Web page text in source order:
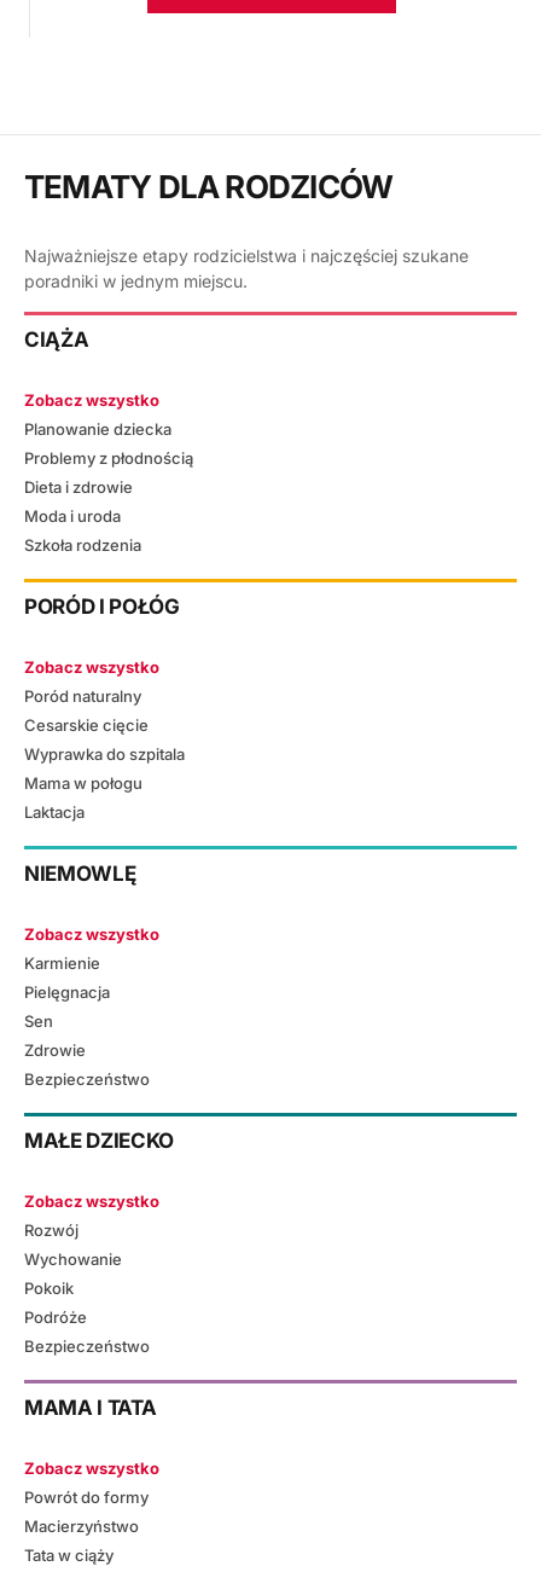
TEMATY DLA RODZICÓW
Najważniejsze etapy rodzicielstwa i najczęściej szukane
poradniki w jednym miejscu.
CIĄŻA
Zobacz wszystko
Planowanie dziecka
Problemy z płodnością
Dieta i zdrowie
Moda i uroda
Szkoła rodzenia
PORÓD I POŁÓG
Zobacz wszystko
Poród naturalny
Cesarskie cięcie
Wyprawka do szpitala
Mama w połogu
Laktacja
NIEMOWLĘ
Zobacz wszystko
Karmienie
Pielęgnacja
Sen
Zdrowie
Bezpieczeństwo
MAŁE DZIECKO
Zobacz wszystko
Rozwój
Wychowanie
Pokoik
Podróże
Bezpieczeństwo
MAMA I TATA
Zobacz wszystko
Powrót do formy
Macierzyństwo
Tata w ciąży